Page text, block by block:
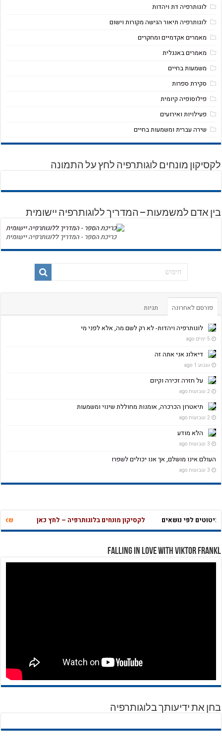
לוגותרפיה דת ויהדות
לוגותרפיה תיאור הגישה מקורות וישום
מאמרים אקדמיים ומחקרים
מאמרים באנגלית
משמעות בחיים
סקירת ספרות
פילוסופיה קיומית
פעילויות ואירועים
שירה עברית ומשמעות בחיים
לקסיקון מונחים לוגותרפיה לחץ על התמונה
בין אדם למשמעות – המדריך ללוגותרפיה יישומית
כריכת הספר - המדריך ללוגותרפיה יישומית
פורסם לאחרונה תגיות
לוגותרפיה ויהדות- לא רק לשם מה, אלא לפני מי
5 ימים ago
דיאלוג אני אתה זה
שבוע 1 ago
על חזרה זכירה וקיום
2 שבועות ago
תיאטרון הכרכרה, אומנות מחוללת שינוי ומשמעות
2 שבועות ago
הלא מודע
3 שבועות ago
העולם אינו מושלם, אך אנו יכולים לשפרו
3 שבועות ago
לפי נושאים לקסיקון מונחים בלוגותרפיה – לחץ כאן
Falling in Love with Viktor Frankl
בחן את ידיעותך בלוגותרפיה